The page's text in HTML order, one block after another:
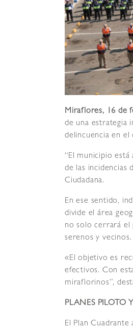
Miraflores, 16 de
de una estrategia
delincuencia en el
“El municipio
de las incidencias
Ciudadana.
En ese sentido,
divide el área
no solo cerrará el
serenos y vecinos.
«El objetivo es
efectivos. Con
miraflorinos”,
PLANES PILOTO
El Plan